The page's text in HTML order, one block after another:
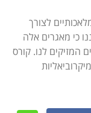
לצורך
כי מאגרים אלה
המזיקים לנו. קורס